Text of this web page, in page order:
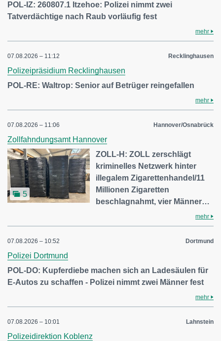
POL-IZ: 260807.1 Itzehoe: Polizei nimmt zwei
Tatverdächtige nach Raub vorläufig fest
mehr
07.08.2026 – 11:12 Recklinghausen
Polizeipräsidium Recklinghausen
POL-RE: Waltrop: Senior auf Betrüger reingefallen
mehr
07.08.2026 – 11:06 Hannover/Osnabrück
Zollfahndungsamt Hannover
5
ZOLL-H: ZOLL zerschlägt
kriminelles Netzwerk hinter
illegalem Zigarettenhandel/11
Millionen Zigaretten
beschlagnahmt, vier Männer…
mehr
07.08.2026 – 10:52 Dortmund
Polizei Dortmund
POL-DO: Kupferdiebe machen sich an Ladesäulen für
E-Autos zu schaffen - Polizei nimmt zwei Männer fest
mehr
07.08.2026 – 10:01 Lahnstein
Polizeidirektion Koblenz